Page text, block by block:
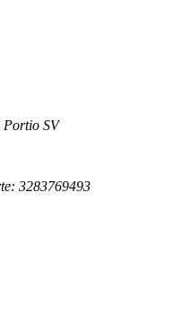
Portio SV
3283769493